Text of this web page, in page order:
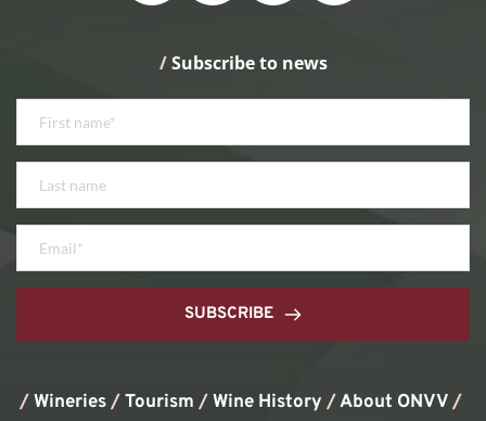
/ Subscribe to news
SUBSCRIBE
/Wineries/Tourism /Wine History / About ONVV/